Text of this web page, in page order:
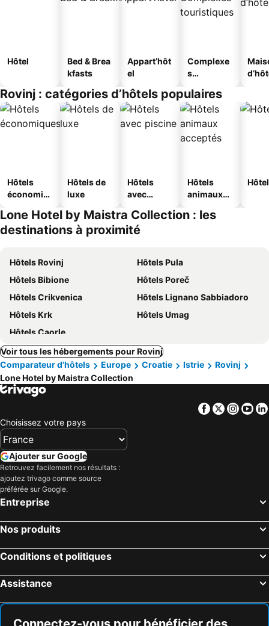
Hôtel
Bed & Brea
kfasts
Appart’hôt
el
Complexe
s
s
Rovinj : catégories d’hôtels populaires
Hôtels
économiq
Hôtels de
luxe
Hôtels
avec
Hôtels
animaux
Lone Hotel by Maistra Collection : les
destinations à proximité
Hôtels Rovinj
Hôtels Pula
Hôtels Bibione
Hôtels Poreč
Hôtels Crikvenica
Hôtels Lignano Sabbiadoro
Hôtels Krk
Hôtels Umag
Hôtels Caorle
Voir tous les hébergements pour Rovinj
Comparateur d'hôtels
Europe Croatie Istrie
Rovinj
Lone Hotel by Maistra Collection
Facebook
Twitter
Choisissez votre pays
Ajouter sur Google
Retrouvez facilement nos résultats :
ajoutez trivago comme source
préférée sur Google.
Entreprise
Nos produits
Conditions et politiques
Assistance